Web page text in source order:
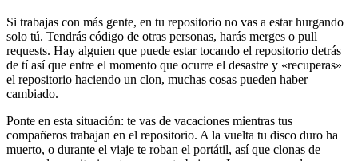
Si trabajas con más gente, en tu repositorio no vas a estar hurgando
solo tú. Tendrás código de otras personas, harás merges o pull
requests. Hay alguien que puede estar tocando el repositorio detrás
de tí así que entre el momento que ocurre el desastre y «recuperas»
el repositorio haciendo un clon, muchas cosas pueden haber
cambiado.
Ponte en esta situación: te vas de vacaciones mientras tus
compañeros trabajan en el repositorio. A la vuelta tu disco duro ha
muerto, o durante el viaje te roban el portátil, así que clonas de